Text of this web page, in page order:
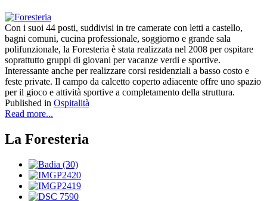
Con i suoi 44 posti, suddivisi in tre camerate con letti a castello,
bagni comuni, cucina professionale, soggiorno e grande sala
polifunzionale, la Foresteria è stata realizzata nel 2008 per ospitare
soprattutto gruppi di giovani per vacanze verdi e sportive.
Interessante anche per realizzare corsi residenziali a basso costo e
feste private. Il campo da calcetto coperto adiacente offre uno spazio
per il gioco e attività sportive a completamento della struttura.
Published in Ospitalità
Read more...
La Foresteria